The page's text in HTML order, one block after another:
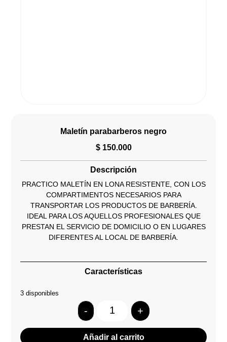
Maletín parabarberos negro
$150.000
Descripción
PRACTICO MALETÍN EN LONA RESISTENTE, CON LOS
COMPARTIMENTOS NECESARIOS PARA
TRANSPORTAR LOS PRODUCTOS DE BARBERÍA.
IDEAL PARA LOS AQUELLOS PROFESIONALES QUE
PRESTAN EL SERVICIO DE DOMICILIO O EN LUGARES
DIFERENTES AL LOCAL DE BARBERÍA.
Características
3 disponibles
Quantity
- +
Añadir al carrito